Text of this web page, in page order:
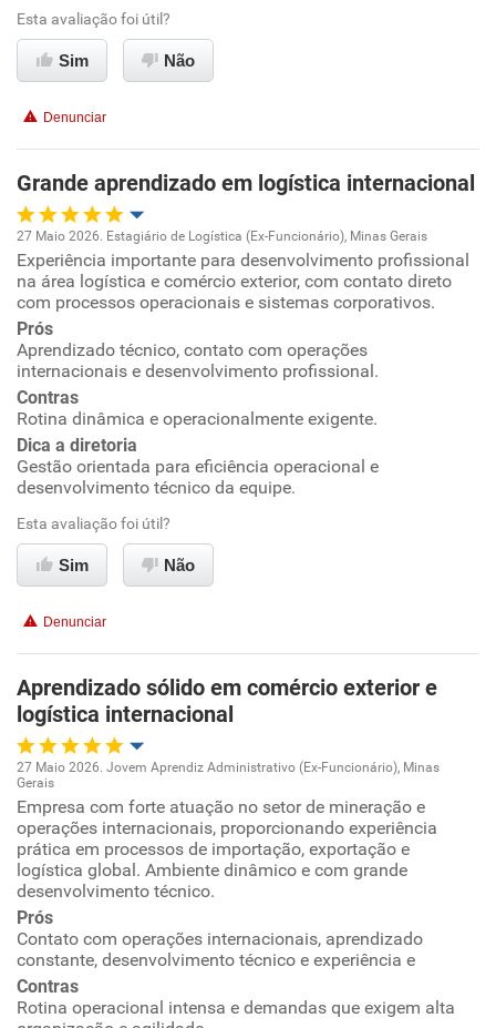
Esta avaliação foi útil?
Sim Não
Denunciar
Grande aprendizado em logística internacional
Oportunidade de promoção
Ambiente de trabalho
Conciliação com a vida familiar
Benefícios
Recomenda esta empresa
Recomenda a diretoria
27 Maio 2026. Estagiário de Logística (Ex-Funcionário), Minas Gerais
Experiência importante para desenvolvimento profissional
na área logística e comércio exterior, com contato direto
com processos operacionais e sistemas corporativos.
Prós
Aprendizado técnico, contato com operações
internacionais e desenvolvimento profissional.
Contras
Rotina dinâmica e operacionalmente exigente.
Dica a diretoria
Gestão orientada para eficiência operacional e
desenvolvimento técnico da equipe.
Esta avaliação foi útil?
Sim Não
Denunciar
Aprendizado sólido em comércio exterior e
logística internacional
Oportunidade de promoção
Ambiente de trabalho
Conciliação com a vida familiar
Benefícios
Recomenda esta empresa
27 Maio 2026. Jovem Aprendiz Administrativo (Ex-Funcionário), Minas
Gerais
Empresa com forte atuação no setor de mineração e
operações internacionais, proporcionando experiência
prática em processos de importação, exportação e
logística global. Ambiente dinâmico e com grande
desenvolvimento técnico.
Prós
Contato com operações internacionais, aprendizado
constante, desenvolvimento técnico e experiência e
Contras
Rotina operacional intensa e demandas que exigem alta